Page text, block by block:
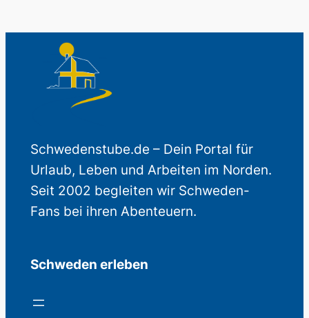
Schwedenstube.de – Dein Portal für
Urlaub, Leben und Arbeiten im Norden.
Seit 2002 begleiten wir Schweden-
Fans bei ihren Abenteuern.
Schweden erleben